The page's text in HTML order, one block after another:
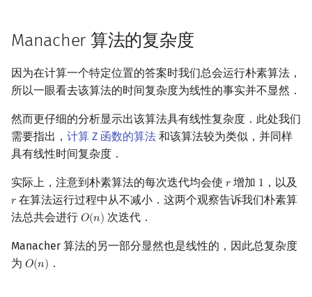
Manacher 算法的复杂度
因为在计算一个特定位置的答案时我们总会运行朴素算法，
所以一眼看去该算法的时间复杂度为线性的事实并不显然．
然而更仔细的分析显示出该算法具有线性复杂度．此处我们
需要指出， 计算 Z 函数的算法 和该算法较为类似，并同样
具有线性时间复杂度．
实际上，注意到朴素算法的每次迭代均会使 𝑟
r 增加 1
1 ，以及
𝑟
r 在算法运行过程中从不减小．这两个观察告诉我们朴素算
法总共会进行 𝑂(𝑛)
O(n) 次迭代．
Manacher 算法的另一部分显然也是线性的，因此总复杂度
为 𝑂(𝑛)
O(n) ．